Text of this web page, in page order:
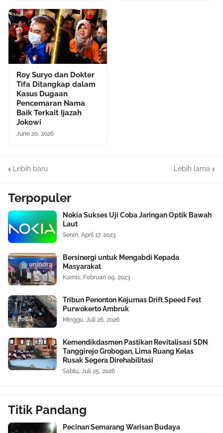
Roy Suryo dan Dokter
Tifa Ditangkap dalam
Kasus Dugaan
Pencemaran Nama
Baik Terkait Ijazah
Jokowi
June 20, 2026
Lebih baru Lebih lama
Terpopuler
Nokia Sukses Uji Coba Jaringan Optik Bawah
Laut
Senin, April 17, 2023
Bersinergi untuk Mengabdi Kepada
Masyarakat
Kamis, Februari 09, 2023
Tribun Penonton Kejurnas Drift Speed Fest
Purwokerto Ambruk
Minggu, Juli 26, 2026
Kemendikdasmen Pastikan Revitalisasi SDN
Tanggirejo Grobogan, Lima Ruang Kelas
Rusak Segera Direhabilitasi
Sabtu, Juli 25, 2026
Titik Pandang
Pecinan Semarang Warisan Budaya